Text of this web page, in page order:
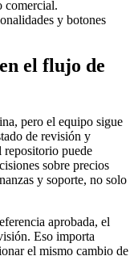
comercial.
y botones
el flujo de
pero el equipo sigue
de revisión y
repositorio puede
sobre precios
y soporte, no solo
aprobada, el
Eso importa
el mismo cambio de